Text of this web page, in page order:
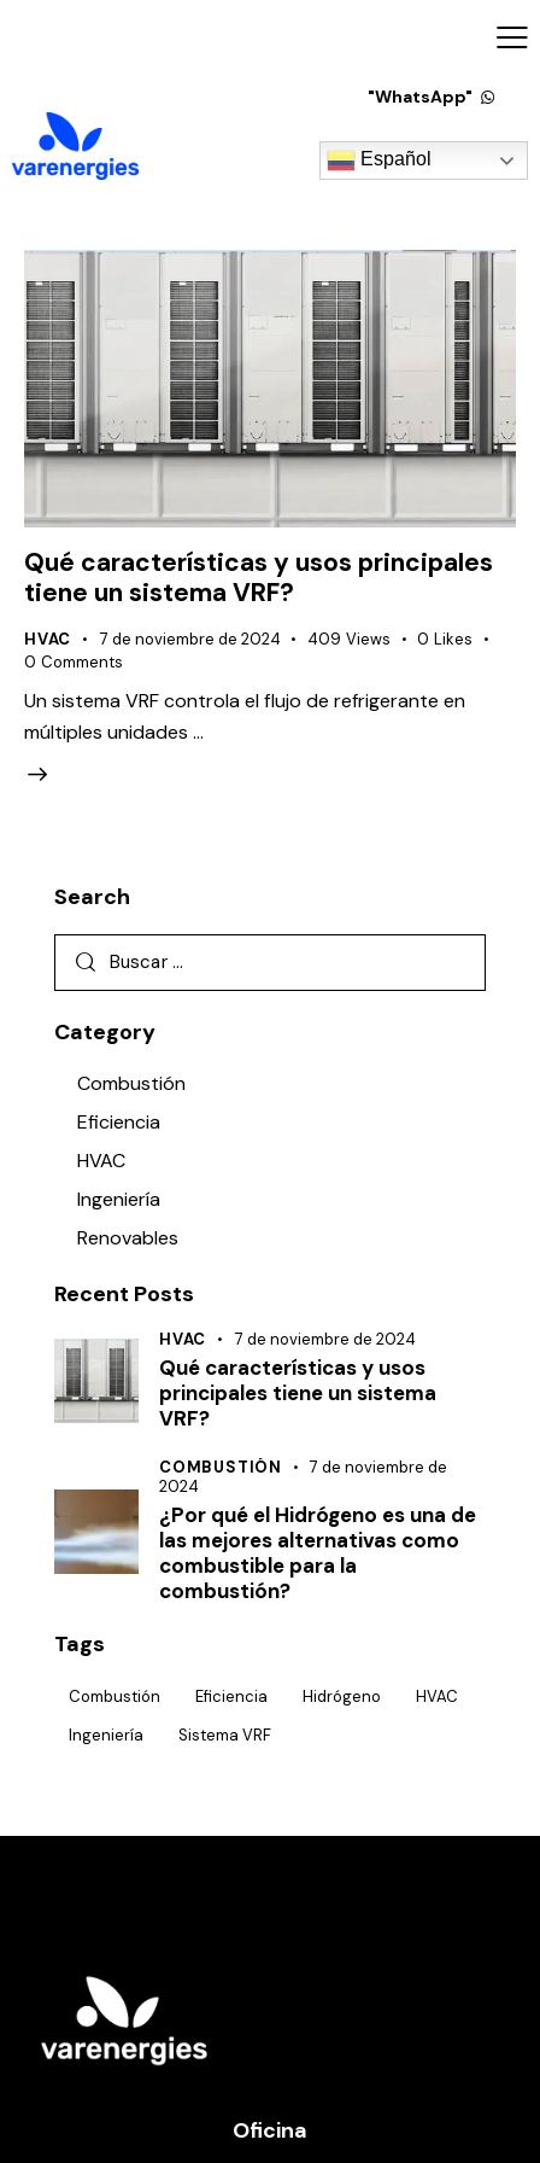
"WhatsApp"
Español
Qué características y usos principales
tiene un sistema VRF?
HVAC 7 de noviembre de 2024 409 Views 0 Likes
0 Comments
Un sistema VRF controla el flujo de refrigerante en
múltiples unidades …
Search
Category
Combustión
Eficiencia
HVAC
Ingeniería
Renovables
Recent Posts
HVAC 7 de noviembre de 2024
Qué características y usos
principales tiene un sistema
VRF?
COMBUSTIÓN
7 de noviembre de
2024
¿Por qué el Hidrógeno es una de
las mejores alternativas como
combustible para la
combustión?
Tags
Combustión Eficiencia Hidrógeno
HVAC
Ingeniería
Sistema VRF
Oficina